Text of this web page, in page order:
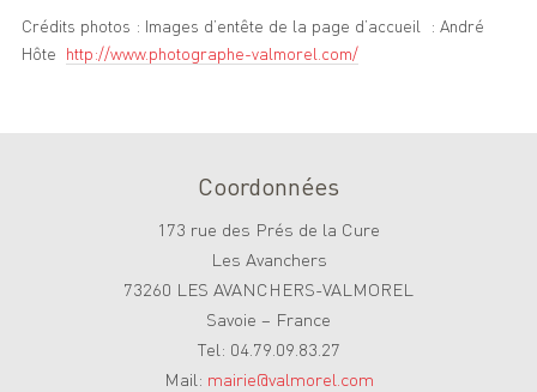
Crédits photos : Images d’entête de la page d’accueil : André
Hôte http://www.photographe-valmorel.com/
Coordonnées
173 rue des Prés de la Cure
Les Avanchers
73260 LES AVANCHERS-VALMOREL
Savoie – France
Tel: 04.79.09.83.27
Mail: mairie@valmorel.com